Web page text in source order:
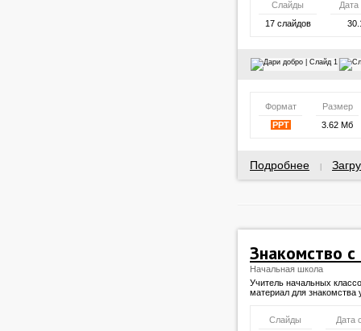
Слайды
Дата
17 слайдов
Формат
Размер
PPT
3.62 Мб
Подробнее
Знакомство
Начальная школа
Учитель начальных
материал для
Слайды Дата